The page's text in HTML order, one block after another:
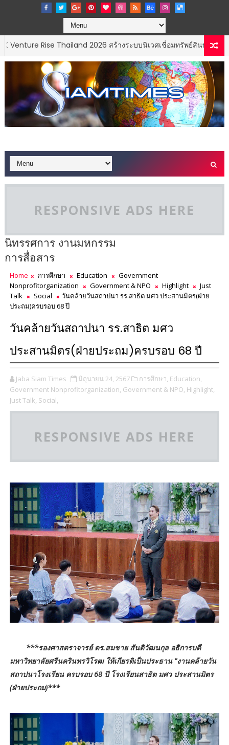
Thailand 2026 สร้างระบบนิเวศเชื่อมทรัพย์สินทางปัญญาผ่านกองทุ
RESPONSIVE ADS HERE
นิทรรศการ งานมหกรรม
การสื่อสาร
Home การศึกษา Education
Government
Nonprofitorganization
Government & NPO Highlight
Just
Talk
Social
วันคล้ายวันสถาปนา รร.สาธิต มศว ประสานมิตร(ฝ่าย
ประถม)ครบรอบ 68 ปี
วันคล้ายวันสถาปนา รร.สาธิต มศว
ประสานมิตร(ฝ่ายประถม)ครบรอบ 68 ปี
Jaba Siam Times มิถุนายน 24, 2567 การศึกษา, Education,
Government Nonprofitorganization, Government & NPO, Highlight,
Just Talk, Social,
RESPONSIVE ADS HERE
***รองศาสตราจารย์ ดร.สมชาย สันติวัฒนกุล อธิการบดี
มหาวิทยาลัยศรีนครินทรวิโรฒ ให้เกียรติเป็นประธาน "งานคล้ายวัน
สถาปนาโรงเรียน ครบรอบ 68 ปี โรงเรียนสาธิต มศว ประสานมิตร
(ฝ่ายประถม)***